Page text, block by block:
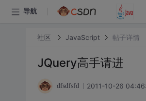
导航
社区 JavaScript 帖子详情
JQuery高手请进
dfsdfsfd 2011-10-26